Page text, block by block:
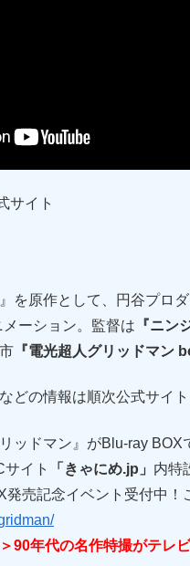
サイト
を原作として、円谷プロ
ーション。監督は 『ニン
『電光超人グリッドマン
どの情報は順次公式サイト
ッドマン』がBlu-ray BOX
イト
「きゃにめ.jp」 内特
売記念イベント受付中！
90年代の名作特撮がテレ